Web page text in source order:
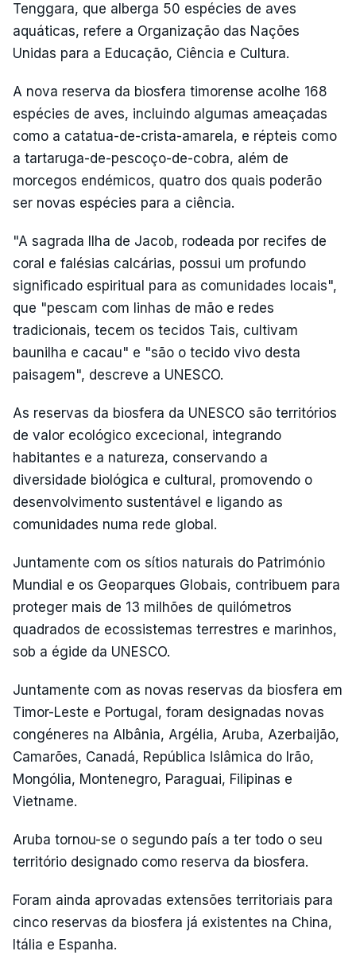
Tenggara, que alberga 50 espécies de aves
aquáticas, refere a Organização das Nações
Unidas para a Educação, Ciência e Cultura.
A nova reserva da biosfera timorense acolhe 168
espécies de aves, incluindo algumas ameaçadas
como a catatua-de-crista-amarela, e répteis como
a tartaruga-de-pescoço-de-cobra, além de
morcegos endémicos, quatro dos quais poderão
ser novas espécies para a ciência.
"A sagrada Ilha de Jacob, rodeada por recifes de
coral e falésias calcárias, possui um profundo
significado espiritual para as comunidades locais",
que "pescam com linhas de mão e redes
tradicionais, tecem os tecidos Tais, cultivam
baunilha e cacau" e "são o tecido vivo desta
paisagem", descreve a UNESCO.
As reservas da biosfera da UNESCO são territórios
de valor ecológico excecional, integrando
habitantes e a natureza, conservando a
diversidade biológica e cultural, promovendo o
desenvolvimento sustentável e ligando as
comunidades numa rede global.
Juntamente com os sítios naturais do Património
Mundial e os Geoparques Globais, contribuem para
proteger mais de 13 milhões de quilómetros
quadrados de ecossistemas terrestres e marinhos,
sob a égide da UNESCO.
Juntamente com as novas reservas da biosfera em
Timor-Leste e Portugal, foram designadas novas
congéneres na Albânia, Argélia, Aruba, Azerbaijão,
Camarões, Canadá, República Islâmica do Irão,
Mongólia, Montenegro, Paraguai, Filipinas e
Vietname.
Aruba tornou-se o segundo país a ter todo o seu
território designado como reserva da biosfera.
Foram ainda aprovadas extensões territoriais para
cinco reservas da biosfera já existentes na China,
Itália e Espanha.